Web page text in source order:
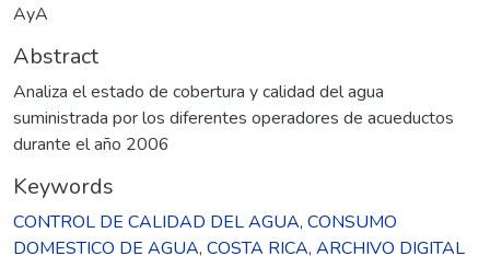
AyA
Abstract
Analiza el estado de cobertura y calidad del agua
suministrada por los diferentes operadores de acueductos
durante el año 2006
Keywords
CONTROL DE CALIDAD DEL AGUA, CONSUMO
DOMESTICO DE AGUA, COSTA RICA, ARCHIVO DIGITAL